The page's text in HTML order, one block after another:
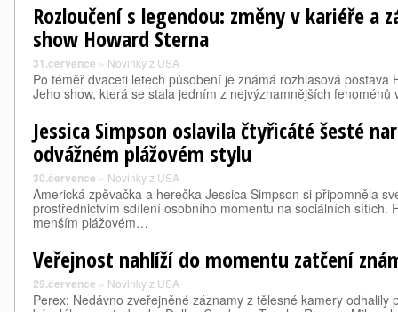
Rozloučení s legendou: změny v kariéře a
show Howard Sterna
31.července » Novinky z USA
Po téměř dvaceti letech působení je známá rozhlasová postava
Jeho show, která se stala jedním z nejvýznamnějších
Jessica Simpson oslavila čtyřicáté šesté
odvážném plážovém stylu
30.července » Novinky z USA
Americká zpěvačka a herečka Jessica Simpson si připomněla
prostřednictvím sdílení osobního momentu na sociálních sítích.
menším plážovém…
Veřejnost nahlíží do momentu zatčení
29.července » Novinky z USA
Perex: Nedávno zveřejněné záznamy z tělesné kamery odhalily